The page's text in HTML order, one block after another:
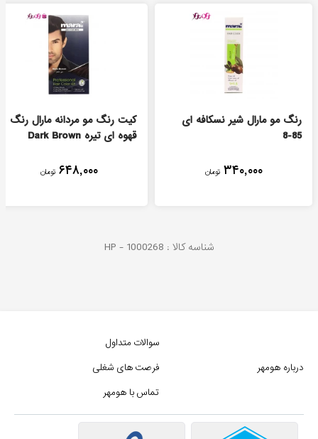
رنگ مو مارال شیر نسکافه ای
85-8
۳۴۰,۰۰۰ تومان
کیت رنگ مو مردانه مارال رنگ
قهوه ای تیره Dark Brown
۶۴۸,۰۰۰ تومان
شناسه کالا : HP - 1000268
درباره هومهر
سوالات متداول
فرصت های شغلی
تماس با هومهر